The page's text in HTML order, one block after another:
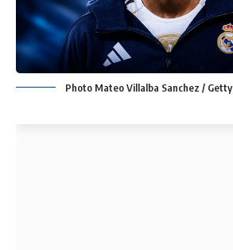
Photo Mateo Villalba Sanchez / Getty